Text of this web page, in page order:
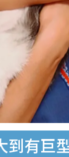
有巨